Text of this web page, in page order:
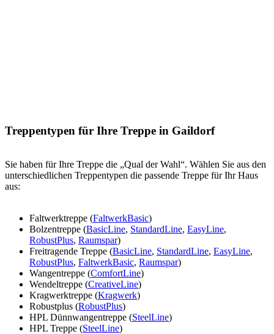
Treppentypen für Ihre Treppe in Gaildorf
Sie haben für Ihre Treppe die „Qual der Wahl“. Wählen Sie aus den
unterschiedlichen Treppentypen die passende Treppe für Ihr Haus
aus:
Faltwerktreppe (FaltwerkBasic)
Bolzentreppe (BasicLine, StandardLine, EasyLine,
RobustPlus, Raumspar)
Freitragende Treppe (BasicLine, StandardLine, EasyLine,
RobustPlus, FaltwerkBasic, Raumspar)
Wangentreppe (ComfortLine)
Wendeltreppe (CreativeLine)
Kragwerktreppe (Kragwerk)
Robustplus (RobustPlus)
HPL Dünnwangentreppe (SteelLine)
HPL Treppe (SteelLine)